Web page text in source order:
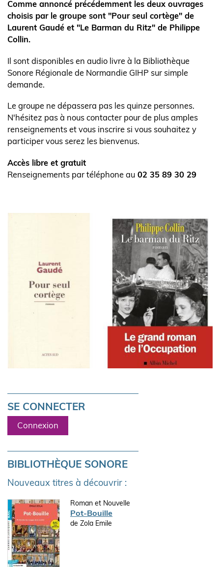
Comme annoncé précédemment les deux ouvrages
choisis par le groupe sont "Pour seul cortège" de
Laurent Gaudé et "Le Barman du Ritz" de Philippe
Collin.
Il sont disponibles en audio livre à la Bibliothèque
Sonore Régionale de Normandie GIHP sur simple
demande.
Le groupe ne dépassera pas les quinze personnes.
N'hésitez pas à nous contacter pour de plus amples
renseignements et vous inscrire si vous souhaitez y
participer vous serez les bienvenus.
Accès libre et gratuit
Renseignements par téléphone au 02 35 89 30 29
SE CONNECTER
Connexion
BIBLIOTHÈQUE SONORE
Nouveaux titres à découvrir :
Roman et Nouvelle
Pot-Bouille
de Zola Emile